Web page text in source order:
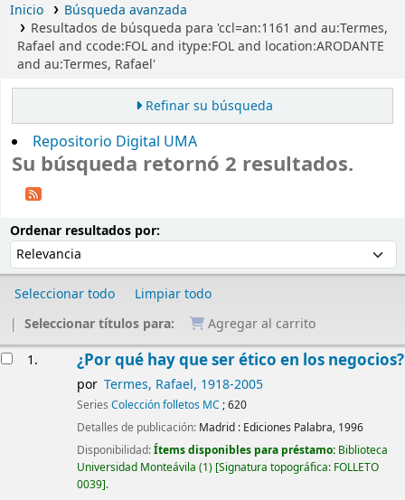
Inicio
Búsqueda avanzada
Resultados de búsqueda para 'ccl=an:1161 and au:Termes,
Rafael and ccode:FOL and itype:FOL and location:ARODANTE
and au:Termes, Rafael'
Refinar su búsqueda
Repositorio Digital UMA
Su búsqueda retornó 2 resultados.
Ordenar resultados por:
Seleccionar todo
Limpiar todo
Seleccionar títulos para:
Agregar al carrito
1. ¿Por qué hay que ser ético en los negocios?
por Termes, Rafael, 1918-2005
Series Colección folletos MC ; 620
Detalles de publicación: Madrid : Ediciones Palabra, 1996
Disponibilidad:Ítems disponibles para préstamo: Biblioteca
Universidad Monteávila (1) Signatura topográfica: FOLLETO
0039 .